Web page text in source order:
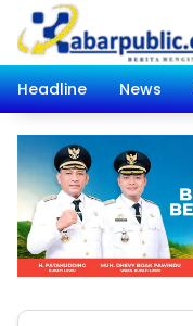
Langsung
konten
Headline
News